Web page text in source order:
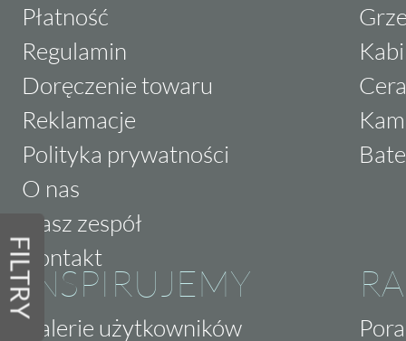
FILTRY
Płatność
Regulamin
Doręczenie towaru
Reklamacje
Polityka prywatności
O nas
Nasz zespół
Kontakt
INSPIRUJEMY
Galerie użytkowników